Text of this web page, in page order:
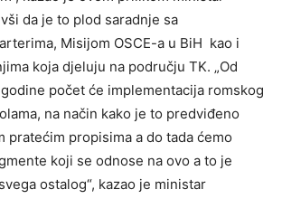
da je to plod saradnje sa
Misijom OSCE-a u BiH kao i
koja djeluju na području TK. „Od
počet će implementacija romskog
na način kako je to predviđeno
pratećim propisima a do tada ćemo
koji se odnose na ovo a to je
ostalog“, kazao je ministar